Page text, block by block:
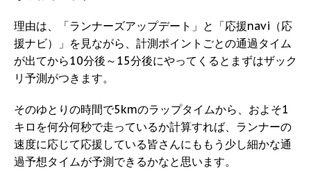
理由は、「ランナーズアップデート」と「応援navi（応
援ナビ）」を見ながら、計測ポイントごとの通過タイム
が出てから10分後～15分後にやってくるとまずはザック
リ予測がつきます。
そのゆとりの時間で5kmのラップタイムから、およそ1
キロを何分何秒で走っているか計算すれば、ランナーの
速度に応じて応援している皆さんにももう少し細かな通
過予想タイムが予測できるかなと思います。